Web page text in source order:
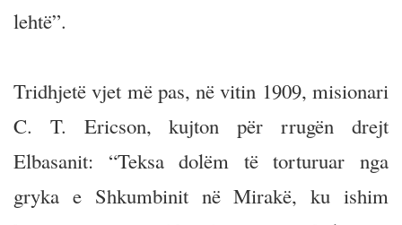
lehtë”.
Tridhjetë vjet më pas, në vitin 1909, misionari
C. T. Ericson, kujton për rrugën drejt
Elbasanit: “Teksa dolëm të torturuar nga
gryka e Shkumbinit në Mirakë, ku ishim